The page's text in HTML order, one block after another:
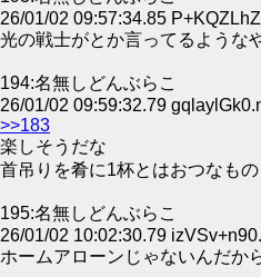
26/01/02 09:57:34.85
光の戦士がとか言ってるような
194:名無しどんぶらこ
26/01/02 09:59:32.79
>>183
楽しそうだな
首吊りを肴に1杯とはおつなもの
195:名無しどんぶらこ
26/01/02 10:02:30.79
ホームアローンじゃないんだか